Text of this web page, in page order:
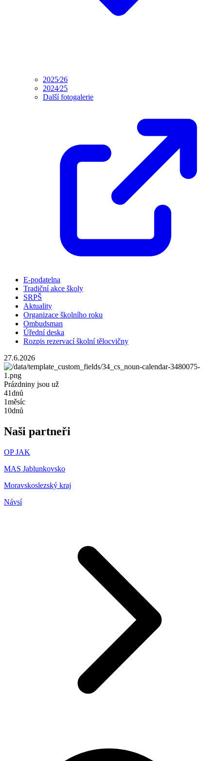
2025⁄26
2024⁄25
Další fotogalerie
E-podatelna
Tradiční akce školy
SRPŠ
Aktuality
Organizace školního roku
Ombudsman
Úřední deska
Rozpis rezervací školní tělocvičny
27.6.2026
Prázdniny jsou už
41dnů
1měsíc
10dnů
Naši partneři
OP JAK
MAS Jablunkovsko
Moravskoslezský kraj
Návsí